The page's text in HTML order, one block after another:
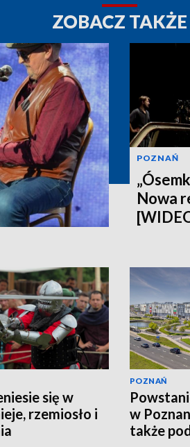
ZOBACZ TAKŻE
POZNAŃ
Nowa
się w
rzemiosło i
POZNAŃ
w
także